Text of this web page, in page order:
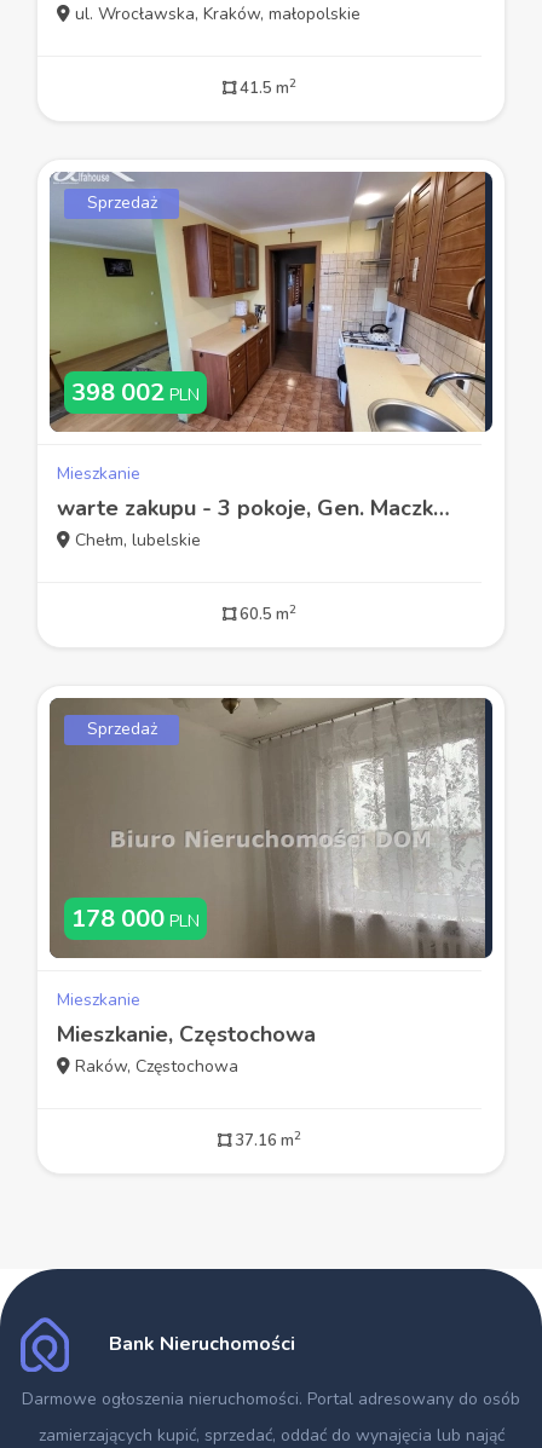
ul. Wrocławska, Kraków, małopolskie
41.5 m2
Sprzedaż
398 002 PLN
Mieszkanie
warte zakupu - 3 pokoje, Gen. Maczka, 2 piętro, 6
Chełm, lubelskie
60.5 m2
Sprzedaż
178 000 PLN
Mieszkanie
Mieszkanie, Częstochowa
Raków, Częstochowa
37.16 m2
Bank Nieruchomości
Darmowe ogłoszenia nieruchomości. Portal adresowany do osób
zamierzających kupić, sprzedać, oddać do wynajęcia lub nająć